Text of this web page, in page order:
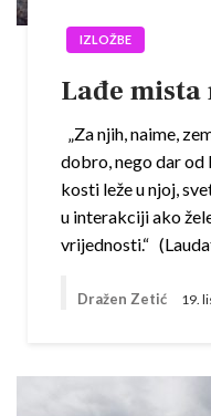
IZLOŽBE
Lađe mista
„Za njih, naime,
dobro, nego dar od
kosti leže u njoj,
u interakciji ako
vrijednosti.“
Dražen Zetić 19.